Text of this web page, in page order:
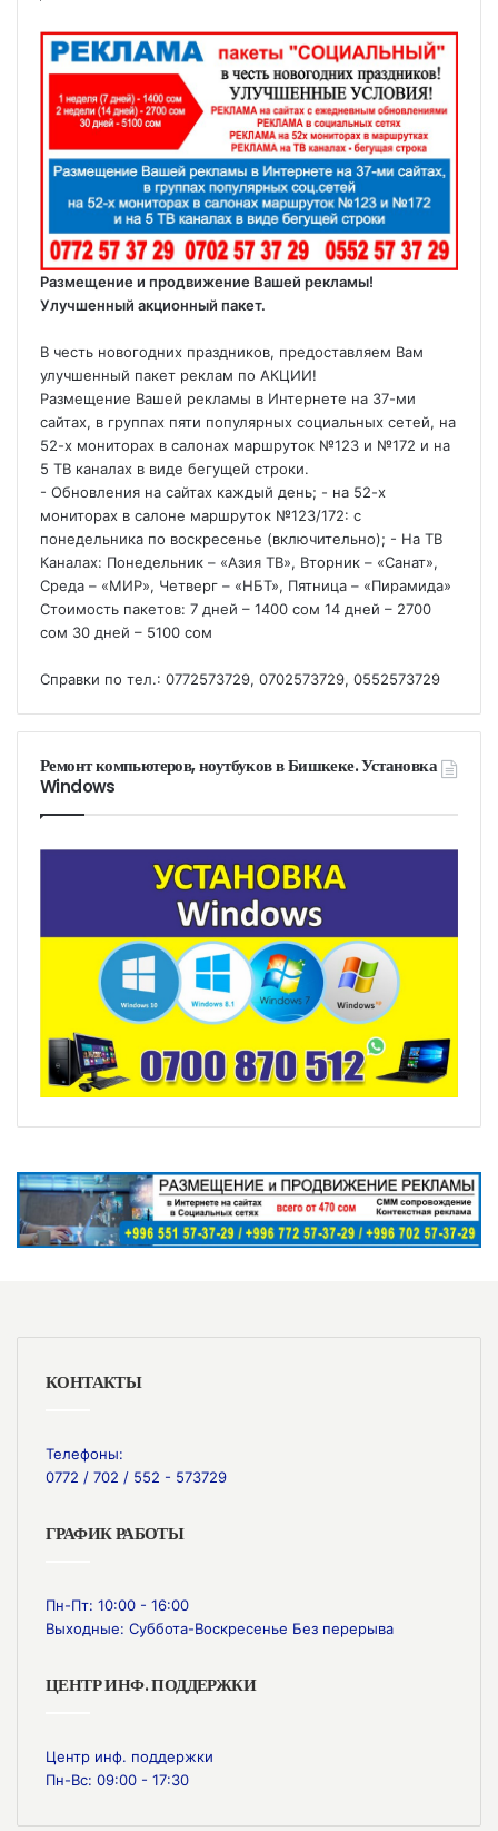
Размещение и продвижение Вашей рекламы!
Улучшенный акционный пакет.
В честь новогодних праздников, предоставляем Вам
улучшенный пакет реклам по АКЦИИ!
Размещение Вашей рекламы в Интернете на 37-ми
сайтах, в группах пяти популярных социальных сетей, на
52-х мониторах в салонах маршруток №123 и №172 и на
5 ТВ каналах в виде бегущей строки.
- Обновления на сайтах каждый день; - на 52-х
мониторах в салоне маршруток №123/172: с
понедельника по воскресенье (включительно); - На ТВ
Каналах: Понедельник – «Азия ТВ», Вторник – «Санат»,
Среда – «МИР», Четверг – «НБТ», Пятница – «Пирамида»
Стоимость пакетов: 7 дней – 1400 сом 14 дней – 2700
сом 30 дней – 5100 сом
Справки по тел.: 0772573729, 0702573729, 0552573729
Ремонт компьютеров, ноутбуков в Бишкеке. Установка
Windows
КОНТАКТЫ
Телефоны:
0772 / 702 / 552 - 573729
ГРАФИК РАБОТЫ
Пн-Пт: 10:00 - 16:00
Выходные: Суббота-Воскресенье Без перерыва
ЦЕНТР ИНФ. ПОДДЕРЖКИ
Центр инф. поддержки
Пн-Вс: 09:00 - 17:30